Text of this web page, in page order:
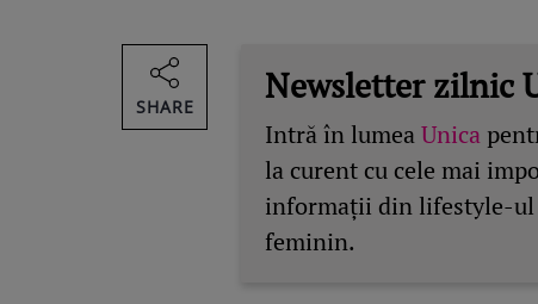
Newsletter zilnic
Intră în lumeaUnica
la curent cu cele mai
informații din lifestyle-ul
feminin.
SHARE